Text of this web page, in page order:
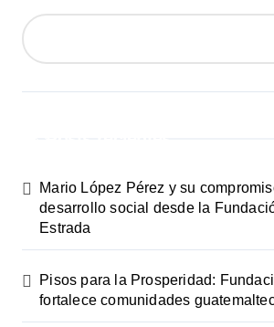
Mario López Pérez y su
desarrollo social desde la
Estrada
Pisos para la Prosperidad:
fortalece comunidades